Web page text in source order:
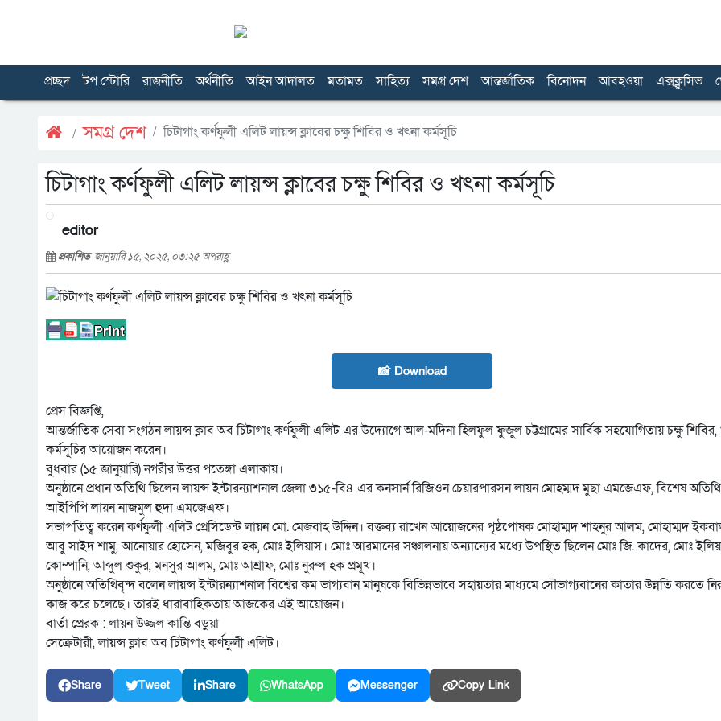
প্রচ্ছদ টপ স্টোরি রাজনীতি অর্থনীতি আইন আদালত মতামত সাহিত্য সমগ্র দেশ আন্তর্জাতিক বিনোদন আবহওয়া এক্সক্লুসিভ
সমগ্র দেশ চিটাগাং কর্ণফুলী এলিট লায়ন্স ক্লাবের চক্ষু শিবির ও খৎনা কর্মসূচি
চিটাগাং কর্ণফুলী এলিট লায়ন্স ক্লাবের চক্ষু শিবির ও খৎনা কর্মসূচি
editor
প্রকাশিত জানুয়ারি ১৫, ২০২৫, ০৩:২৫ অপরাহ্ণ
📸 Download
প্রেস বিজ্ঞপ্তি,
আন্তর্জাতিক সেবা সংগঠন লায়ন্স ক্লাব অব চিটাগাং কর্ণফুলী এলিট এর উদ্যোগে আল-মদিনা হিলফুল ফুজুল চট্টগ্রামের সার্বিক সহযোগিতায় চক্ষু শিবির,
কর্মসূচির আয়োজন করেন।
বুধবার (১৫ জানুয়ারি) নগরীর উত্তর পতেঙ্গা এলাকায়।
অনুষ্ঠানে প্রধান অতিথি ছিলেন লায়ন্স ইন্টারন্যাশনাল জেলা ৩১৫-বি৪ এর কনসার্ন রিজিওন চেয়ারপারসন লায়ন মোহম্মদ মুছা এমজেএফ, বিশেষ
আইপিপি লায়ন নাজমুল হুদা এমজেএফ।
সভাপতিত্ব করেন কর্ণফুলী এলিট প্রেসিডেন্ট লায়ন মো. মেজবাহ উদ্দিন। বক্তব্য রাখেন আয়োজনের পৃষ্ঠপোষক মোহাম্মদ শাহনুর আলম, মোহাম্মদ
আবু সাইদ শামু, আনোয়ার হোসেন, মজিবুর হক, মোঃ ইলিয়াস। মোঃ আরমানের সঞ্চালনায় অন্যান্যের মধ্যে উপস্থিত ছিলেন মোঃ জি. কাদের, মোঃ
কোম্পানি, আব্দুল শুকুর, মনসুর আলম, মোঃ আশ্রাফ, মোঃ নুরুল হক প্রমূখ।
অনুষ্ঠানে অতিথিবৃন্দ বলেন লায়ন্স ইন্টারন্যাশনাল বিশ্বের কম ভাগ্যবান মানুষকে বিভিন্নভাবে সহায়তার মাধ্যমে সৌভাগ্যবানের কাতার উন্নতি করতে
কাজ করে চলেছে। তারই ধারাবাহিকতায় আজকের এই আয়োজন।
বার্তা প্রেরক : লায়ন উজ্জল কান্তি বড়ুয়া
সেক্রেটারী, লায়ন্স ক্লাব অব চিটাগাং কর্ণফুলী এলিট।
Share Tweet Share WhatsApp Messenger Copy Link